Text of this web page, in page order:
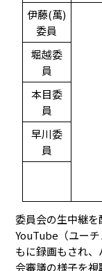
伊藤(萬)
委員
堀越委
員
本目委
員
早川委
員
委員会の生中継
YouTube（ユー
もに録画もされ
会審議の様子を視